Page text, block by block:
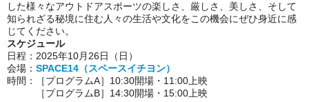
した様々なアウトドアスポーツの楽しさ、厳しさ、美しさ、そして
知られざる秘境に住む人々の生活や文化をこの機会にぜひ身近に感
じてください。
スケジュール
日程：2025年10月26日（日）
会場： SPACE14（スペースイチヨン）
時間：［プログラムA］10:30開場・11:00上映
［プログラムB］14:30開場・15:00上映